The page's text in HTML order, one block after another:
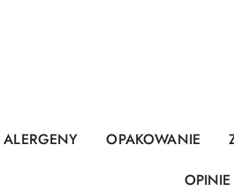
ALERGENY OPAKOWANIE